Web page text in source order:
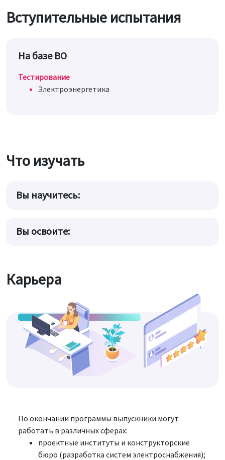
Вступительные испытания
На базе ВО
Тестирование
Электроэнергетика
Что изучать
Вы научитесь:
Вы освоите:
Карьера
По окончании программы выпускники могут
работать в различных сферах:
проектные институты и конструкторские
бюро (разработка систем электроснабжения);